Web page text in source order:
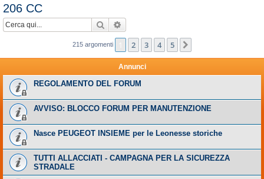
206 CC
Cerca
215 argomenti 2 3 4 5
Annunci
REGOLAMENTO DEL FORUM
AVVISO: BLOCCO FORUM PER MANUTENZIONE
Nasce PEUGEOT INSIEME per le Leonesse storiche
TUTTI ALLACCIATI - CAMPAGNA PER LA SICUREZZA
STRADALE